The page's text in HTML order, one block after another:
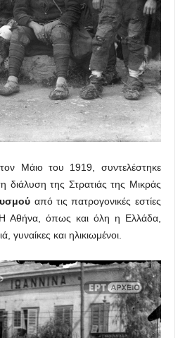
Μάιο του 1919, συντελέστηκε
της Στρατιάς της Μικράς
από τις πατρογονικές εστίες
Αθήνα, όπως και όλη η Ελλάδα,
γυναίκες και ηλικιωμένοι.